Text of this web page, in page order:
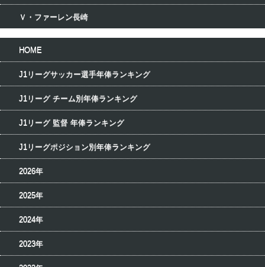
Ｖ・ファーレン長崎
HOME
J1リーグサッカー選手年俸ランキング
J1リーグ チーム別年俸ランキング
J1リーグ 監督 年俸ランキング
J1リーグポジション別年俸ランキング
2026年
2025年
2024年
2023年